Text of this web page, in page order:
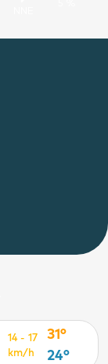
14 - 17
km/h
31°
24°